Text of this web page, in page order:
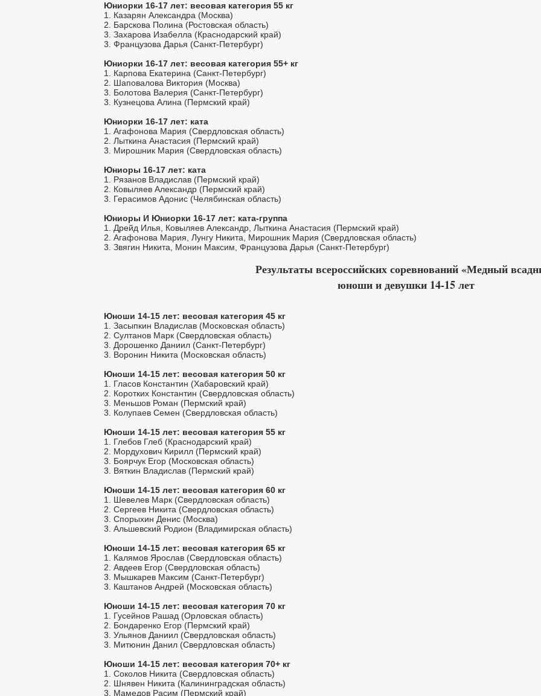
Юниорки 16-17 лет: весовая категория 55 кг
1. Казарян Александра (Москва)
2. Барскова Полина (Ростовская область)
3. Захарова Изабелла (Краснодарский край)
3. Французова Дарья (Санкт-Петербург)
Юниорки 16-17 лет: весовая категория 55+ кг
1. Карпова Екатерина (Санкт-Петербург)
2. Шаповалова Виктория (Москва)
3. Болотова Валерия (Санкт-Петербург)
3. Кузнецова Алина (Пермский край)
Юниорки 16-17 лет: ката
1. Агафонова Мария (Свердловская область)
2. Лыткина Анастасия (Пермский край)
3. Мирошник Мария (Свердловская область)
Юниоры 16-17 лет: ката
1. Рязанов Владислав (Пермский край)
2. Ковыляев Александр (Пермский край)
3. Герасимов Адонис (Челябинская область)
Юниоры И Юниорки 16-17 лет: ката-группа
1. Дрейд Илья, Ковыляев Александр, Лыткина Анастасия (Пермский край)
2. Агафонова Мария, Лунгу Никита, Мирошник Мария (Свердловская область)
3. Звягин Никита, Монин Максим, Французова Дарья (Санкт-Петербург)
Результаты всероссийских соревнований «Медный
юноши и девушки 14-15 лет
Юноши 14-15 лет: весовая категория 45 кг
1. Засыпкин Владислав (Московская область)
2. Султанов Марк (Свердловская область)
3. Дорошенко Даниил (Санкт-Петербург)
3. Воронин Никита (Московская область)
Юноши 14-15 лет: весовая категория 50 кг
1. Гласов Константин (Хабаровский край)
2. Коротких Константин (Свердловская область)
3. Меньшов Роман (Пермский край)
3. Колупаев Семен (Свердловская область)
Юноши 14-15 лет: весовая категория 55 кг
1. Глебов Глеб (Краснодарский край)
2. Мордухович Кирилл (Пермский край)
3. Боярчук Егор (Московская область)
3. Вяткин Владислав (Пермский край)
Юноши 14-15 лет: весовая категория 60 кг
1. Шевелев Марк (Свердловская область)
2. Сергеев Никита (Свердловская область)
3. Спорыхин Денис (Москва)
3. Альшевский Родион (Владимирская область)
Юноши 14-15 лет: весовая категория 65 кг
1. Калямов Ярослав (Свердловская область)
2. Авдеев Егор (Свердловская область)
3. Мышкарев Максим (Санкт-Петербург)
3. Каштанов Андрей (Московская область)
Юноши 14-15 лет: весовая категория 70 кг
1. Гусейнов Рашад (Орловская область)
2. Бондаренко Егор (Пермский край)
3. Ульянов Даниил (Свердловская область)
3. Митюнин Данил (Свердловская область)
Юноши 14-15 лет: весовая категория 70+ кг
1. Соколов Никита (Свердловская область)
2. Шнявен Никита (Калининградская область)
3. Мамедов Расим (Пермский край)